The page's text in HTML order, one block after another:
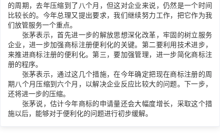
的周期，去年压缩到了八个月，但这对企业来说，仍然是一个时间
比较长的。今年总理又提出要求，我们继续努力工作，把它作为我
们放管服务一个重点。
张茅表示，首先进一步的解放思想深化改革，牢固的树立服务
企业，进一步加强商标注册便利化的关键。第二要利用技术进步，
来推进商标注册的便利化。第三，要加强管理，进一步简化商标注
册的程序。
张茅表示，通过这几个措施，在今年确定把现在商标注册的周
期八个月压缩到六个月，以解决企业反应比较大的问题。下一步，
还将进一步的压缩。
张茅说，估计今年商标的申请量还会大幅度增长，采取这个措
施以后，能够对于便利化的问题进行初步缓解。